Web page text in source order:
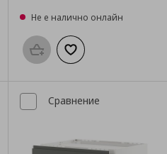
с любими
Не е налично онлайн
Προσθήκη στο καλάθι
Добави към
Сравнение